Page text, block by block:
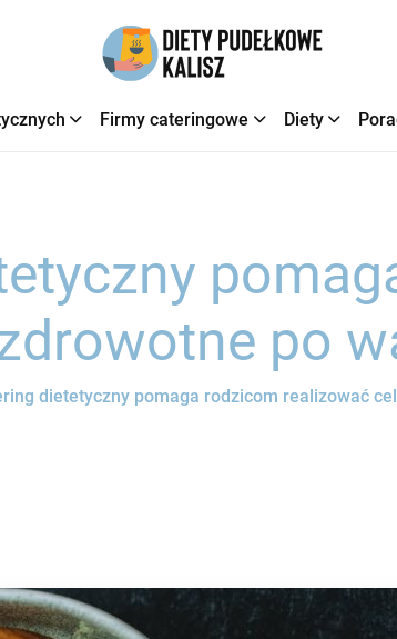
Firmy cateringowe Diety
po
dietetyczny pomaga rodzicom realizować